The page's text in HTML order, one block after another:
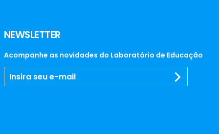
NEWSLETTER
Acompanhe as novidades do Laboratório de Educação